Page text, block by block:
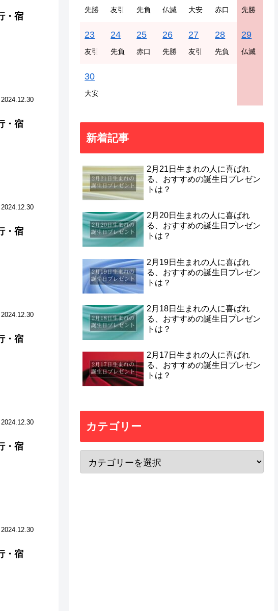
・宿
2024.12.30
・宿
2024.12.30
・宿
2024.12.30
・宿
2024.12.30
・宿
2024.12.30
・宿
先勝 友引 先負 仏滅 大安 赤口 先勝
23
友引
24
先負
25
赤口
26
先勝
27
友引
28
先負
29
仏滅
30
大安
新着記事
2月21日生まれの人に喜ばれ
る、おすすめの誕生日プレゼン
トは？
2月20日生まれの人に喜ばれ
る、おすすめの誕生日プレゼン
トは？
2月19日生まれの人に喜ばれ
る、おすすめの誕生日プレゼン
トは？
2月18日生まれの人に喜ばれ
る、おすすめの誕生日プレゼン
トは？
2月17日生まれの人に喜ばれ
る、おすすめの誕生日プレゼン
トは？
カテゴリー